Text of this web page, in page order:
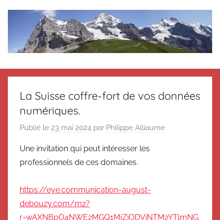
Le
blog
de
Suisse
Magazine
Suisse
Suisse
Messager
Suisse
La Suisse coffre-fort de vos données
numériques.
Publié le 23 mai 2024 par Philippe Alliaume
Une invitation qui peut intéresser les
professionnels de ces domaines.
https://eye.communication-august-
debouzy.com/m2?
r=wAXNBpO4NWE2MGQ1MjZiODViNTM2YTlmNG